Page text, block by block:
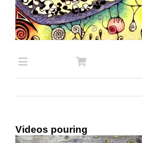
Inhalt
springen
Toggle
Navigation
Gemaltes
Videos pouring
Zeige